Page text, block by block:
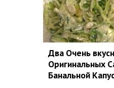
Два Очень
Оригинальных
Банальной